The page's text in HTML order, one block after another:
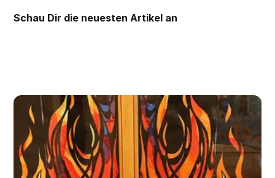
Schau Dir die neuesten Artikel an